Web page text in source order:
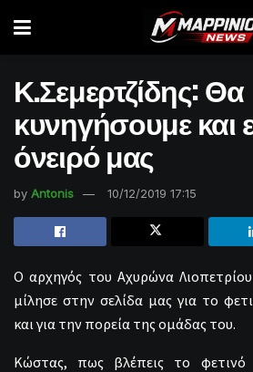
Κ.Σεμερτζίδης: Θα
κυνηγήσουμε και
όνειρό μας
by Antonis 10/12/2019 17:15
Ο αρχηγός του Αχυρώνα
μίλησε στην σελίδα μας για το
και για την πορεία της ομάδας του.
Κώστας, πως βλέπεις το